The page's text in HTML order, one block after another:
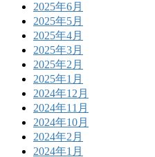
2025年6月
2025年5月
2025年4月
2025年3月
2025年2月
2025年1月
2024年12月
2024年11月
2024年10月
2024年2月
2024年1月